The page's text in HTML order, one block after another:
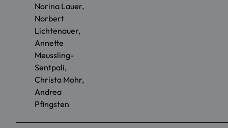
Norina Lauer,
Norbert
Lichtenauer,
Annette
Meussling-
Sentpali,
Christa Mohr,
Andrea
Pfingsten